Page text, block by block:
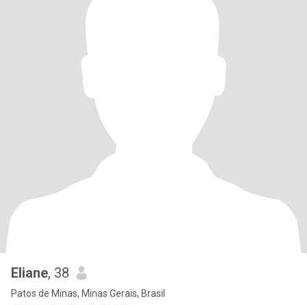
Eliane, 38
Patos de Minas, Minas Gerais, Brasil